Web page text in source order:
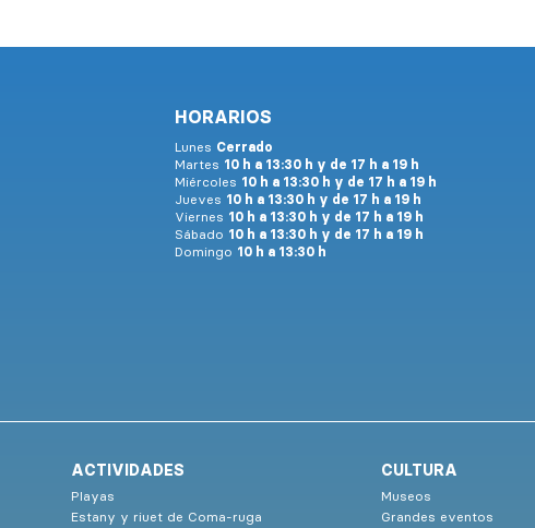
HORARIOS
Lunes Cerrado
Martes 10 h a 13:30 h y de 17 h a 19 h
Miércoles 10 h a 13:30 h y de 17 h a 19 h
Jueves 10 h a 13:30 h y de 17 h a 19 h
Viernes 10 h a 13:30 h y de 17 h a 19 h
Sábado 10 h a 13:30 h y de 17 h a 19 h
Domingo 10 h a 13:30 h
ACTIVIDADES
Playas
Estany y riuet de Coma-ruga
CULTURA
Museos
Grandes eventos